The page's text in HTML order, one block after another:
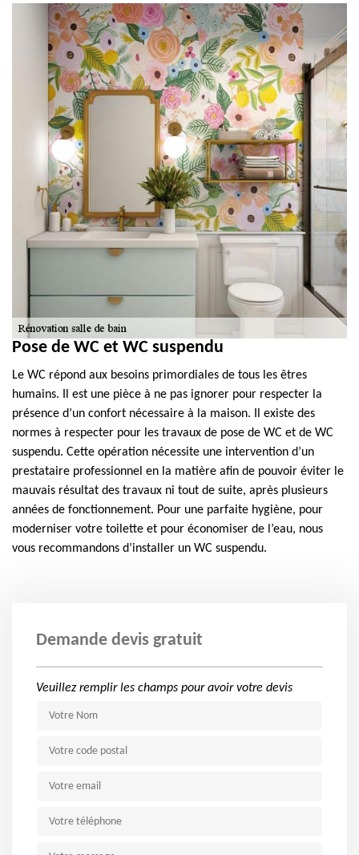
Pose de WC et WC suspendu
Le WC répond aux besoins primordiales de tous les êtres
humains. Il est une pièce à ne pas ignorer pour respecter la
présence d’un confort nécessaire à la maison. Il existe des
normes à respecter pour les travaux de pose de WC et de WC
suspendu. Cette opération nécessite une intervention d’un
prestataire professionnel en la matière afin de pouvoir éviter le
mauvais résultat des travaux ni tout de suite, après plusieurs
années de fonctionnement. Pour une parfaite hygiène, pour
moderniser votre toilette et pour économiser de l’eau, nous
vous recommandons d’installer un WC suspendu.
Demande devis gratuit
Veuillez remplir les champs pour avoir votre devis